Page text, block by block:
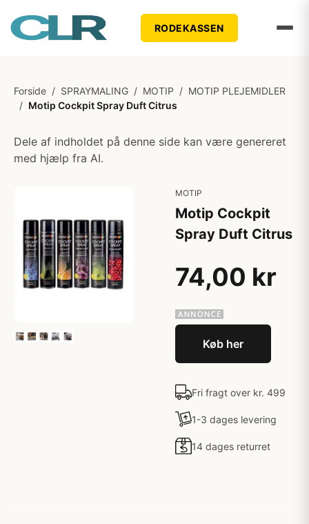
RODEKASSEN
Forside / SPRAYMALING / MOTIP / MOTIP PLEJEMIDLER
/ Motip Cockpit Spray Duft Citrus
Dele af indholdet på denne side kan være genereret
med hjælp fra AI.
MOTIP
Motip Cockpit
Spray Duft Citrus
74,00 kr
Køb her
Fri fragt over kr. 499
1-3 dages levering
14 dages returret